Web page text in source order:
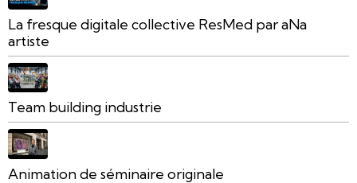
La fresque digitale collective ResMed par aNa
artiste
Team building industrie
Animation de séminaire originale